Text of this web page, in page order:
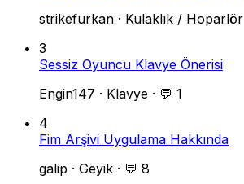
strikefurkan · Kulaklık / Hoparlör
3
Sessiz Oyuncu Klavye Önerisi
Engin147 · Klavye · 💬 1
4
Fim Arşivi Uygulama Hakkında
galip · Geyik · 💬 8